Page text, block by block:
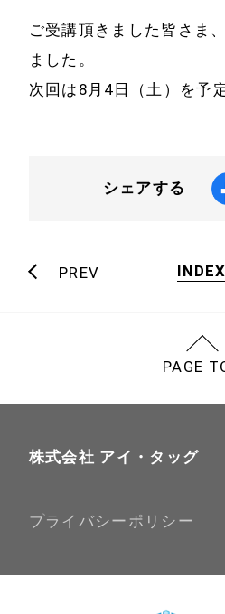
ご受講頂きました皆さま
ました。
次回は8月4日（土）を予
シェアする
PREV INDEX
PAGE
株式会社 アイ・タッグ
プライバシーポリシー